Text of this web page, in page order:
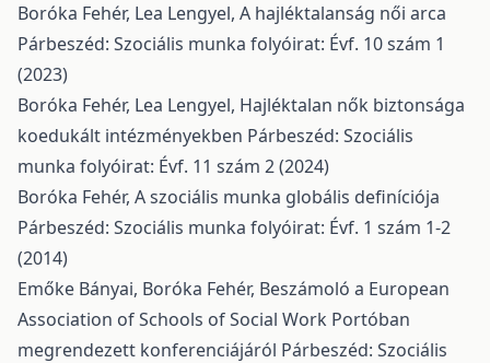
Boróka Fehér, Lea Lengyel, A hajléktalanság női arca
Párbeszéd: Szociális munka folyóirat: Évf. 10 szám 1
(2023)
Boróka Fehér, Lea Lengyel, Hajléktalan nők biztonsága
koedukált intézményekben Párbeszéd: Szociális
munka folyóirat: Évf. 11 szám 2 (2024)
Boróka Fehér, A szociális munka globális definíciója
Párbeszéd: Szociális munka folyóirat: Évf. 1 szám 1-2
(2014)
Emőke Bányai, Boróka Fehér, Beszámoló a European
Association of Schools of Social Work Portóban
megrendezett konferenciájáról Párbeszéd: Szociális